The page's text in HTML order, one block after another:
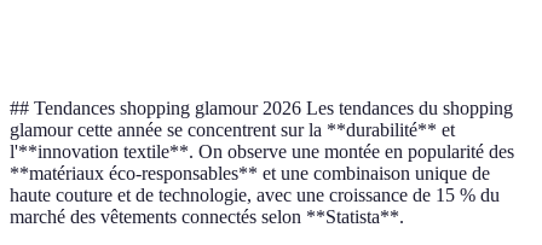
## Tendances shopping glamour 2026 Les tendances du shopping
glamour cette année se concentrent sur la **durabilité** et
l'**innovation textile**. On observe une montée en popularité des
**matériaux éco-responsables** et une combinaison unique de
haute couture et de technologie, avec une croissance de 15 % du
marché des vêtements connectés selon **Statista**.